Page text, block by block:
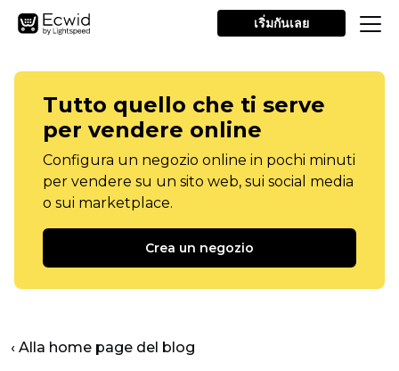
เริ่มกันเลย
Tutto quello che ti serve
per vendere online
Configura un negozio online in pochi minuti
per vendere su un sito web, sui social media
o sui marketplace.
Crea un negozio
‹ Alla home page del blog